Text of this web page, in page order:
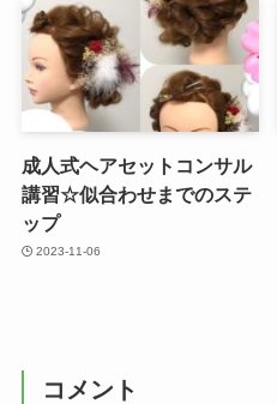
成人式ヘアセットコンサル
講習☆似合わせまでのステ
ップ
2023-11-06
コメント